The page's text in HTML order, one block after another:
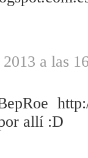
a las
allí :D